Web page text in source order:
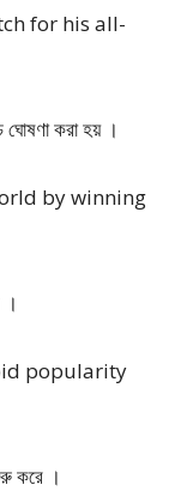
for his all-
ঘোষণা করা হয় ।
by winning
।
popularity
করে ।